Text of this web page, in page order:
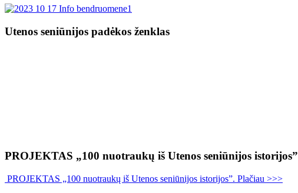
Utenos seniūnijos padėkos ženklas
PROJEKTAS „100 nuotraukų iš Utenos seniūnijos istorijos”
PROJEKTAS „100 nuotraukų iš Utenos seniūnijos istorijos”. Plačiau >>>